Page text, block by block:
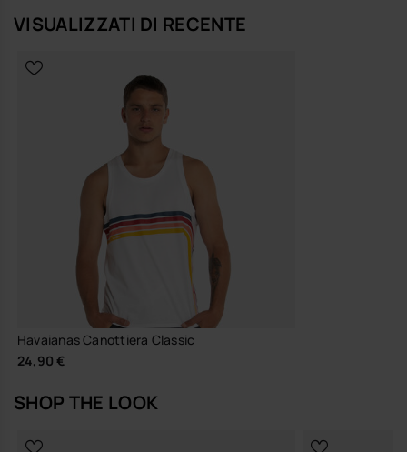
VISUALIZZATI DI RECENTE
Havaianas Canottiera Classic
24,90 €
SHOP THE LOOK